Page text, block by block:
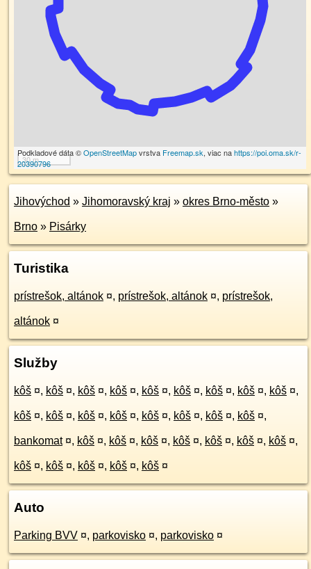
30 m
Podkladové dáta ©OpenStreetMapvrstva Freemap.sk, viac nahttps://poi.oma.sk/r-
20390796
Jihovýchod » Jihomoravský kraj » okres Brno-město »
Brno » Pisárky
Turistika
prístrešok, altánok ¤, prístrešok, altánok ¤, prístrešok,
altánok ¤
Služby
kôš ¤, kôš ¤, kôš ¤, kôš ¤, kôš ¤, kôš ¤, kôš ¤, kôš ¤, kôš ¤,
kôš ¤, kôš ¤, kôš ¤, kôš ¤, kôš ¤, kôš ¤, kôš ¤, kôš ¤,
bankomat ¤, kôš ¤, kôš ¤, kôš ¤, kôš ¤, kôš ¤, kôš ¤, kôš ¤,
kôš ¤, kôš ¤, kôš ¤, kôš ¤, kôš ¤
Auto
Parking BVV ¤, parkovisko ¤, parkovisko ¤